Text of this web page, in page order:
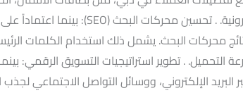
محركات البحث. يشمل ذلك استخدام الكلمات
التحميل. . تطوير استراتيجيات التسويق الرقمي:
الإلكتروني، ووسائل التواصل الاجتماعي